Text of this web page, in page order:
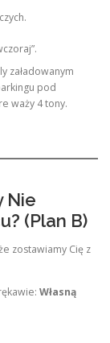
załadowanym
pod
waży 4 tony.
Nie
(Plan B)
zostawiamy Cię z
Własną